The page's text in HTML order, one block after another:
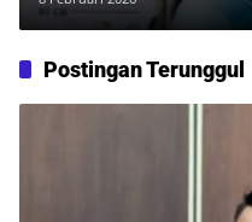
Postingan Terunggul